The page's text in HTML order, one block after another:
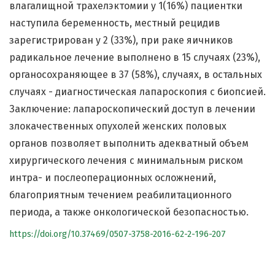
влагалищной трахелэктомии у 1(16%) пациентки
наступила беременность, местный рецидив
зарегистрирован у 2 (33%), при раке яичников
радикальное лечение выполнено в 15 случаях (23%),
органосохраняющее в 37 (58%), случаях, в остальных
случаях - диагностическая лапароскопия с биопсией.
Заключение: лапароскопический доступ в лечении
злокачественных опухолей женских половых
органов позволяет выполнить адекватный объем
хирургического лечения с минимальным риском
интра- и послеоперационных осложнений,
благоприятным течением реабилитационного
периода, а также онкологической безопасностью.
https://doi.org/10.37469/0507-3758-2016-62-2-196-207